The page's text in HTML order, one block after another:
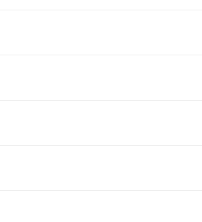
是什么品牌？
查询接口